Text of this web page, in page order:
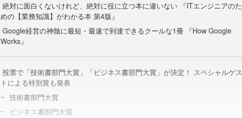
絶対に面白くないけれど、絶対に役に立つ本に違いない 『ITエンジニアのた
めの【業務知識】がわかる本 第4版』
Google経営の神髄に最短・最速で到達できるクールな1冊 『How Google
Works』
投票で「技術書部門大賞」「ビジネス書部門大賞」が決定！ スペシャルゲス
トによる特別賞も発表
技術書部門大賞
ビジネス書部門大賞